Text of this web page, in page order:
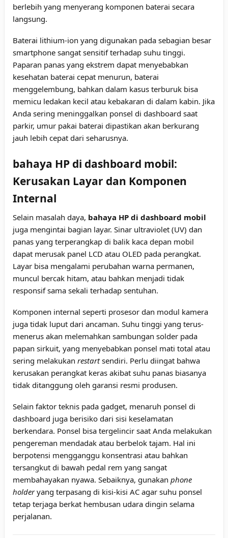
berlebih yang menyerang komponen baterai secara
langsung.
Baterai lithium-ion yang digunakan pada sebagian besar
smartphone sangat sensitif terhadap suhu tinggi.
Paparan panas yang ekstrem dapat menyebabkan
kesehatan baterai cepat menurun, baterai
menggelembung, bahkan dalam kasus terburuk bisa
memicu ledakan kecil atau kebakaran di dalam kabin. Jika
Anda sering meninggalkan ponsel di dashboard saat
parkir, umur pakai baterai dipastikan akan berkurang
jauh lebih cepat dari seharusnya.
bahaya HP di dashboard mobil:
Kerusakan Layar dan Komponen
Internal
Selain masalah daya, bahaya HP di dashboard mobil
juga mengintai bagian layar. Sinar ultraviolet (UV) dan
panas yang terperangkap di balik kaca depan mobil
dapat merusak panel LCD atau OLED pada perangkat.
Layar bisa mengalami perubahan warna permanen,
muncul bercak hitam, atau bahkan menjadi tidak
responsif sama sekali terhadap sentuhan.
Komponen internal seperti prosesor dan modul kamera
juga tidak luput dari ancaman. Suhu tinggi yang terus-
menerus akan melemahkan sambungan solder pada
papan sirkuit, yang menyebabkan ponsel mati total atau
sering melakukan restartsendiri. Perlu diingat bahwa
kerusakan perangkat keras akibat suhu panas biasanya
tidak ditanggung oleh garansi resmi produsen.
Selain faktor teknis pada gadget, menaruh ponsel di
dashboard juga berisiko dari sisi keselamatan
berkendara. Ponsel bisa tergelincir saat Anda melakukan
pengereman mendadak atau berbelok tajam. Hal ini
berpotensi mengganggu konsentrasi atau bahkan
tersangkut di bawah pedal rem yang sangat
membahayakan nyawa. Sebaiknya, gunakan phone
holderyang terpasang di kisi-kisi AC agar suhu ponsel
tetap terjaga berkat hembusan udara dingin selama
perjalanan.